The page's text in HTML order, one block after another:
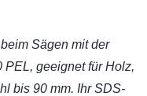
Sägen mit der
PEL, geeignet für Holz,
bis 90 mm. Ihr SDS-